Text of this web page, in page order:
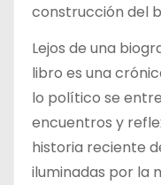
construcción del
Lejos de una
libro es una
lo político se
encuentros y
historia reciente
iluminadas por la